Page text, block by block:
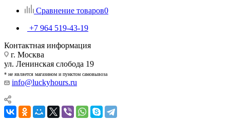
Сравнение товаров0
+7 964 519-43-19
Контактная информация
г. Москва
ул. Ленинская слобода 19
* не является магазином и пунктом самовывоза
info@luckyhours.ru